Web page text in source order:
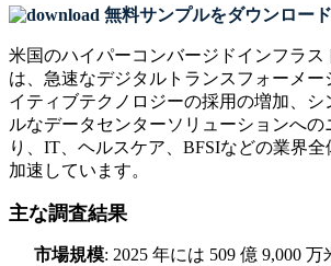
無料サンプルをダウンロード
米国のハイパーコンバージドインフラス
は、急速なデジタルトランスフォーメー
イティブテクノロジーの採用の増加、
ルなデータセンターソリューションへの
り、IT、ヘルスケア、BFSIなどの業界
加速しています。
主な調査結果
市場規模: 2025 年には 509 億 9,000 万